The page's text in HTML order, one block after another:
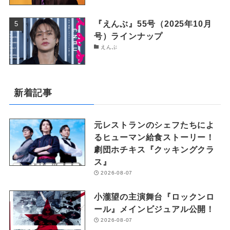
『えんぶ』55号（2025年10月
号）ラインナップ
えんぶ
新着記事
元レストランのシェフたちによ
るヒューマン給食ストーリー！
劇団ホチキス『クッキングクラ
ス』
2026-08-07
小瀧望の主演舞台『ロックンロ
ール』メインビジュアル公開！
2026-08-07